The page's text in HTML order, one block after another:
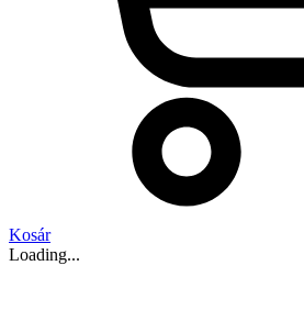
Kosár
Loading...